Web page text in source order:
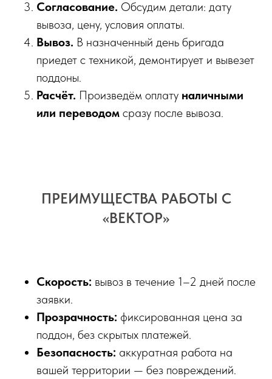
Согласование. Обсудим детали: дату
вывоза, цену, условия оплаты.
Вывоз. В назначенный день бригада
приедет с техникой, демонтирует и вывезет
поддоны.
Расчёт. Произведём оплату наличными
или переводом сразу после вывоза.
ПРЕИМУЩЕСТВА РАБОТЫ С
«ВЕКТОР»
Скорость: вывоз в течение 1–2 дней после
заявки.
Прозрачность: фиксированная цена за
поддон, без скрытых платежей.
Безопасность: аккуратная работа на
вашей территории — без повреждений.